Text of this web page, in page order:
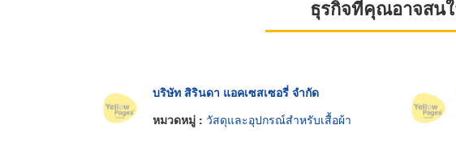
ธุรกิจที่คุณอาจสน
บริษัท สิรินดา แอคเซสเซอรี่ จำกัด
หมวดหมู่ : วัสดุและอุปกรณ์สำหรับเสื้อผ้า